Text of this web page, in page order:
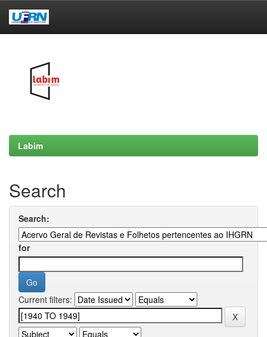
Labim
Search
Search:
for
Current filters: